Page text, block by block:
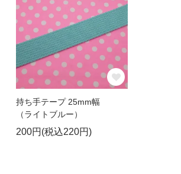
持ち手テープ 25mm幅
（ライトブルー）
200円(税込220円)